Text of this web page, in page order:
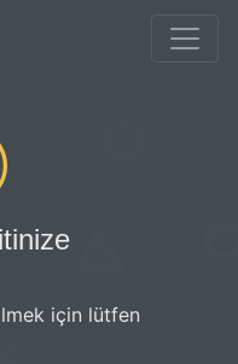
için lütfen